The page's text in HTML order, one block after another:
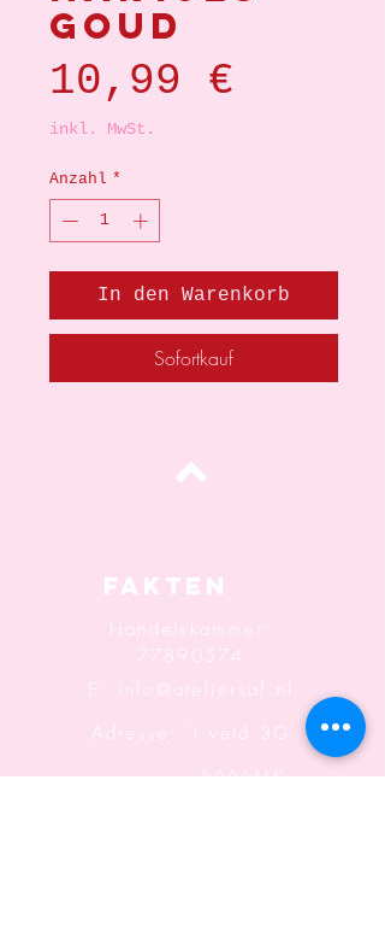
goud
10,99 €
inkl. MwSt.
Anzahl *
In den Warenkorb
Sofortkauf
Fakten
Handelskammer:
77890574
info@ateliersaf.nl
Adresse: 't veld 3G
6666MK